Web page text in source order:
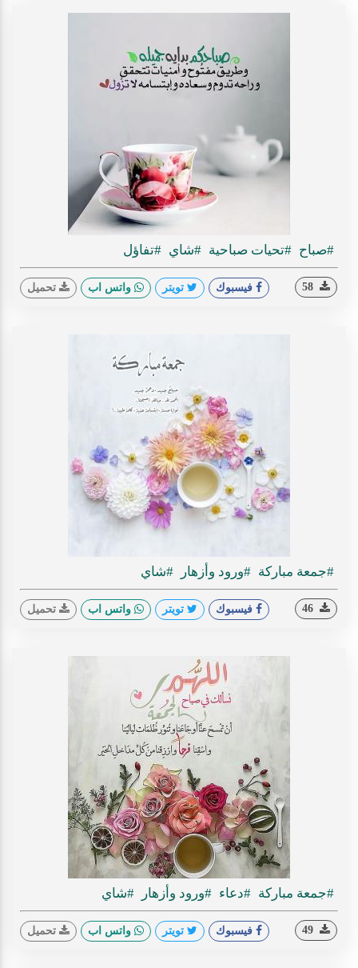
#صباح #تحيات صباحية #شاي #تفاؤل
فيسبوك تويتر واتس اب تحميل
#جمعة مباركة #ورود وأزهار #شاي
فيسبوك تويتر واتس اب تحميل
#جمعة مباركة #دعاء #ورود وأزهار #شاي
فيسبوك تويتر واتس اب تحميل